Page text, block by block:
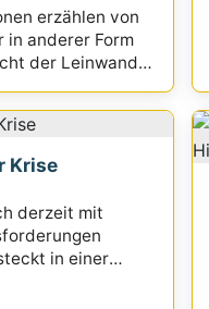
erzählen von
in anderer Form
der Leinwand
Krise
derzeit mit
in einer